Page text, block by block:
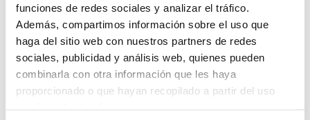
funciones de redes sociales y analizar el tráfico.
Además, compartimos información sobre el uso que
haga del sitio web con nuestros partners de redes
sociales, publicidad y análisis web, quienes pueden
combinarla con otra información que les haya
proporcionado o que hayan recopilado a partir del uso
Suscríbete a
nuestra
newsletter